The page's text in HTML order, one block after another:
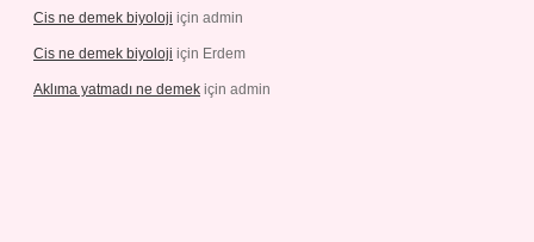
Cis ne demek biyoloji için admin
Cis ne demek biyoloji için Erdem
Aklıma yatmadı ne demek için admin